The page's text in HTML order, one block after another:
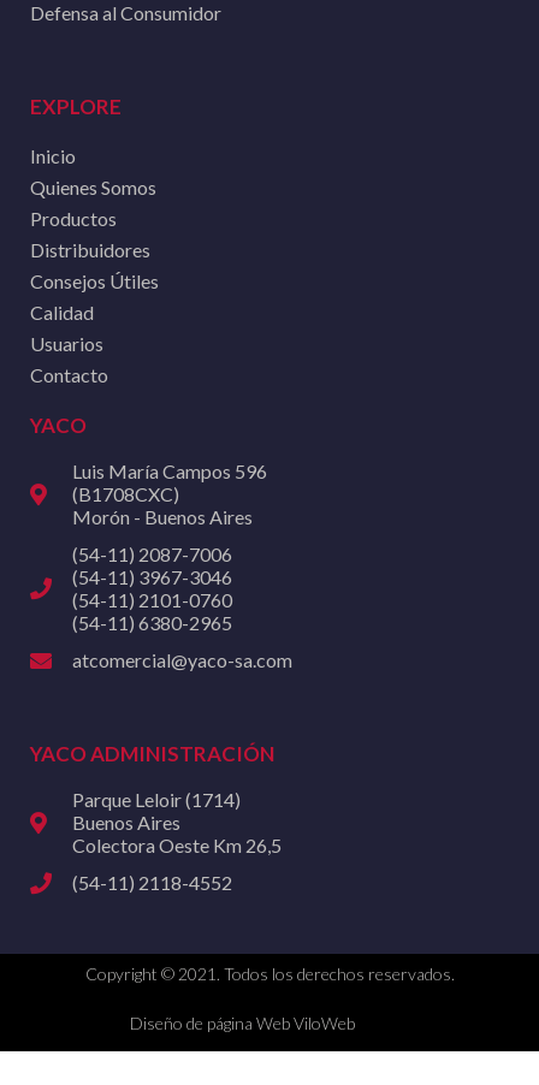
Defensa al Consumidor
EXPLORE
Inicio
Quienes Somos
Productos
Distribuidores
Consejos Útiles
Calidad
Usuarios
Contacto
YACO
Luis María Campos 596
(B1708CXC)
Morón - Buenos Aires
(54-11) 2087-7006
(54-11) 3967-3046
(54-11) 2101-0760
(54-11) 6380-2965
atcomercial@yaco-sa.com
YACO ADMINISTRACIÓN
Parque Leloir (1714)
Buenos Aires
Colectora Oeste Km 26,5
(54-11) 2118-4552
Copyright © 2021. Todos los derechos reservados.
Diseño de página Web ViloWeb